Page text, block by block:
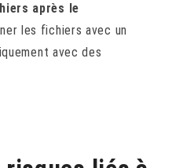
après le
les fichiers avec un
avec des